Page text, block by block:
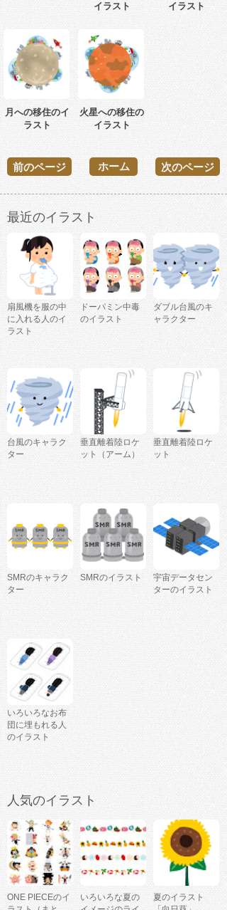
イラスト
イラスト
月への移住のイ
ラスト
火星への移住の
イラスト
前のページ 次のページ
ホーム
最近のイラスト
扇風機を服の中
に入れる人のイ
ラスト
ドーパミン中毒
のイラスト
ダブル台風のキ
ャラクター
台風のキャラク
ター
垂直離着陸ロケ
ット（アーム）
垂直離着陸ロケ
ット
SMRのキャラク
ター
SMRのイラスト
宇宙データセン
ターのイラスト
いろいろなお布
団に埋もれる人
のイラスト
人気のイラスト
ONE PIECEのイ
いろいろな夏の
夏のイラスト